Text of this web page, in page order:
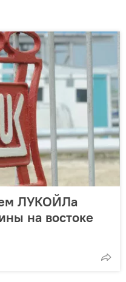
ЛУКОЙЛа
на востоке